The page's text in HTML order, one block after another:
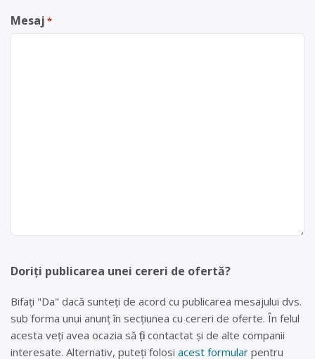
Mesaj *
Doriți publicarea unei cereri de ofertă?
Bifați "Da" dacă sunteți de acord cu publicarea mesajului dvs.
sub forma unui anunț în secțiunea cu cereri de oferte. În felul
acesta veți avea ocazia să fiți contactat și de alte companii
interesate. Alternativ, puteți folosi acest formular pentru